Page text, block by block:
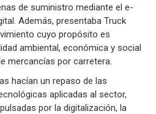
de suministro mediante el e-
Además, presentaba Truck
cuyo propósito es
ambiental, económica y social
mercancías por carretera.
hacían un repaso de las
aplicadas al sector,
por la digitalización, la